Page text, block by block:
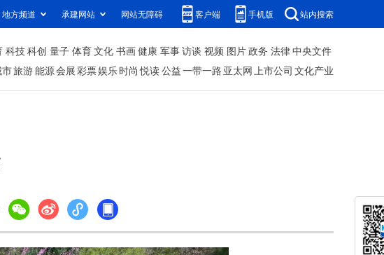
地方频道 承建网站 网站无障碍 客户端 手机版 站内搜索
科技科创 量子 体育文化 书画健康 军事访谈 视频 图片政务 法律中央文件
旅游能源会展彩票娱乐时尚 悦读公益一带一路 亚太网上市公司 文化产业